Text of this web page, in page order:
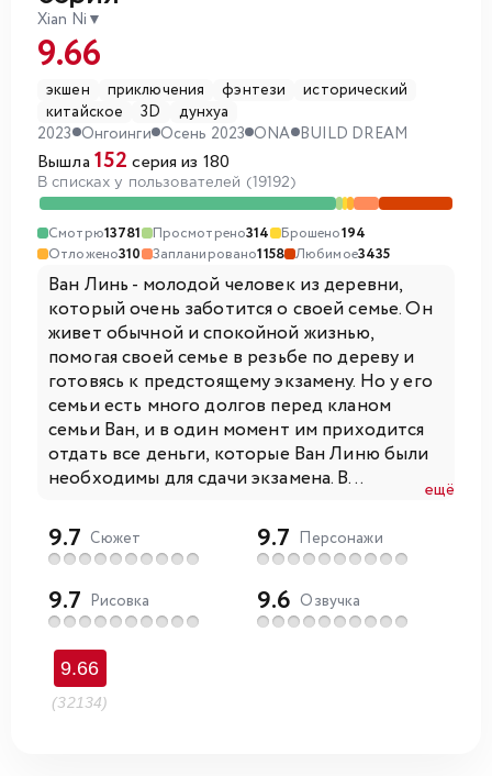
Xian Ni ▼
9.66
экшен приключения фэнтези
исторический
китайское
3D
дунхуа
2023 Онгоинги Осень 2023 ONA BUILD DREAM
Вышла 152 серия из 180
В списках у пользователей (19192)
Смотрю13781 Просмотрено314 Брошено194
Отложено310 Запланировано1158 Любимое3435
Ван Линь - молодой человек из деревни,
который очень заботится о своей семье. Он
живет обычной и спокойной жизнью,
помогая своей семье в резьбе по дереву и
готовясь к предстоящему экзамену. Но у его
семьи есть много долгов перед кланом
семьи Ван, и в один момент им приходится
отдать все деньги, которые Ван Линю были
необходимы для сдачи экзамена. В...
ещё
9.7 Сюжет 9.7 Персонажи
9.7 Рисовка 9.6 Озвучка
9.66
(32134)